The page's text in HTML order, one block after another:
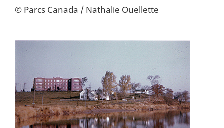
© Parcs Canada / Nathalie Ouellette